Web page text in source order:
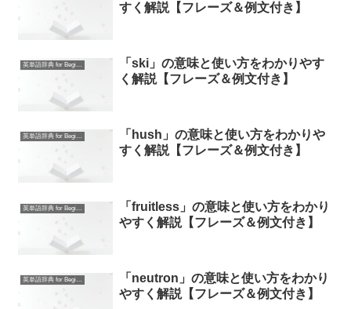
すく解説【フレーズ＆例文付き】
英単語辞典 for Beginners
「ski」の意味と使い方をわかりやす
く解説【フレーズ＆例文付き】
英単語辞典 for Beginners
「hush」の意味と使い方をわかりや
すく解説【フレーズ＆例文付き】
英単語辞典 for Beginners
「fruitless」の意味と使い方をわかり
やすく解説【フレーズ＆例文付き】
英単語辞典 for Beginners
「neutron」の意味と使い方をわかり
やすく解説【フレーズ＆例文付き】